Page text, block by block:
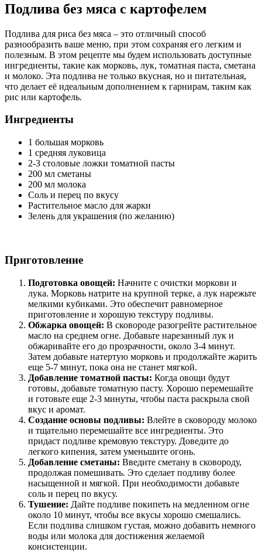
Подлива без мяса с картофелем
Подлива для риса без мяса – это отличный способ
разнообразить ваше меню, при этом сохраняя его легким и
полезным. В этом рецепте мы будем использовать доступные
ингредиенты, такие как морковь, лук, томатная паста, сметана
и молоко. Эта подлива не только вкусная, но и питательная,
что делает её идеальным дополнением к гарнирам, таким как
рис или картофель.
Ингредиенты
1 большая морковь
1 средняя луковица
2-3 столовые ложки томатной пасты
200 мл сметаны
200 мл молока
Соль и перец по вкусу
Растительное масло для жарки
Зелень для украшения (по желанию)
Приготовление
Подготовка овощей: Начните с очистки моркови и
лука. Морковь натрите на крупной терке, а лук нарежьте
мелкими кубиками. Это обеспечит равномерное
приготовление и хорошую текстуру подливы.
Обжарка овощей: В сковороде разогрейте растительное
масло на среднем огне. Добавьте нарезанный лук и
обжаривайте его до прозрачности, около 3-4 минут.
Затем добавьте натертую морковь и продолжайте жарить
еще 5-7 минут, пока она не станет мягкой.
Добавление томатной пасты: Когда овощи будут
готовы, добавьте томатную пасту. Хорошо перемешайте
и готовьте еще 2-3 минуты, чтобы паста раскрыла свой
вкус и аромат.
Создание основы подливы: Влейте в сковороду молоко
и тщательно перемешайте все ингредиенты. Это
придаст подливе кремовую текстуру. Доведите до
легкого кипения, затем уменьшите огонь.
Добавление сметаны: Введите сметану в сковороду,
продолжая помешивать. Это сделает подливу более
насыщенной и мягкой. При необходимости добавьте
соль и перец по вкусу.
Тушение: Дайте подливе покипеть на медленном огне
около 10 минут, чтобы все вкусы хорошо смешались.
Если подлива слишком густая, можно добавить немного
воды или молока для достижения желаемой
консистенции.